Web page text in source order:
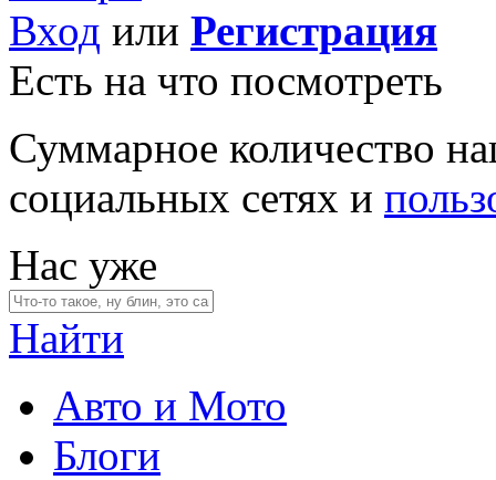
Вход или Регистрация
Есть на что посмотреть
Суммарное количество
социальных сетях и
Нас уже
Найти
Авто и Мото
Блоги